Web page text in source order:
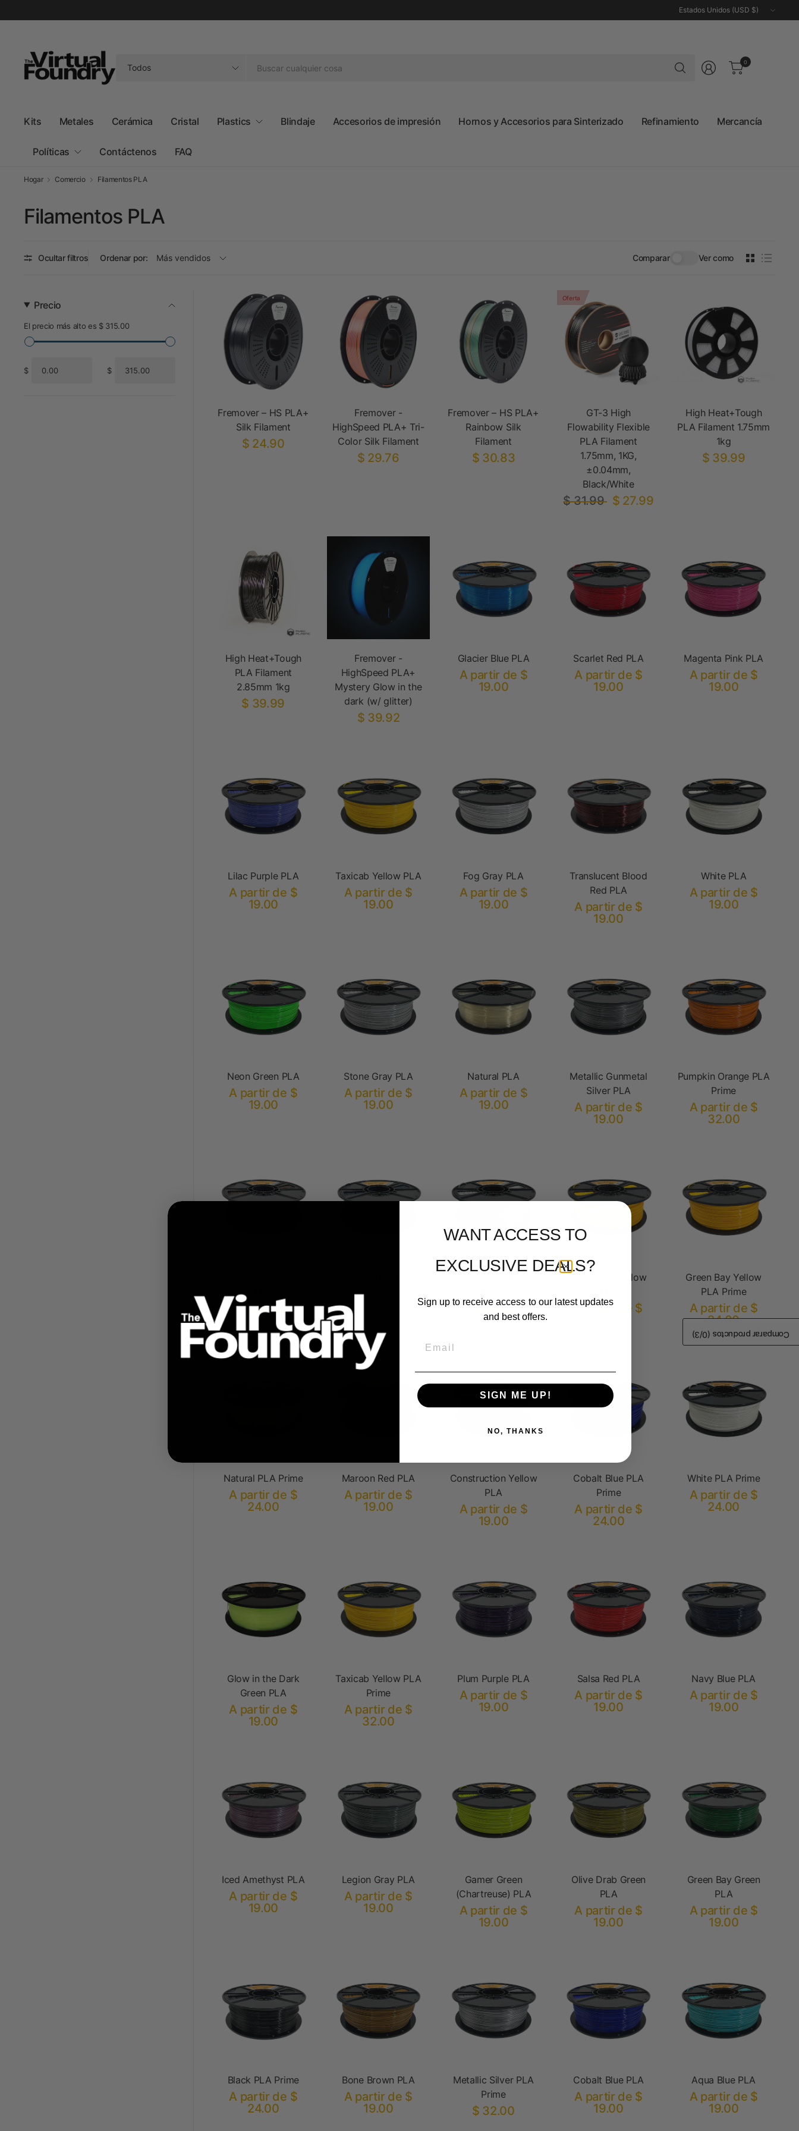
Actualizar
país/región
Buscar
cualquier
cualquier
0
Kits Metales Cerámica Cristal Plastics Blindaje Accesorios de impresión Hornos y Accesorios para Sinterizado Refinamiento Mercancía
Políticas Contáctenos FAQ
Hogar Comercio Filamentos PLA
Filamentos PLA
Ocultar filtros Ordenar por: Comparar Ver como
Precio
El precio más alto es $ 315.00
$
De
$
Para
Fremover – HS PLA+
Silk Filament
$ 24.90
Fremover -
HighSpeed PLA+ Tri-
Color Silk Filament
$ 29.76
Fremover – HS PLA+
Rainbow Silk
Filament
$ 30.83
Oferta
GT-3 High
Flowability Flexible
PLA Filament
1.75mm, 1KG,
±0.04mm,
Black/White
$ 31.99 $ 27.99
High Heat+Tough
PLA Filament 1.75mm
1kg
$ 39.99
High Heat+Tough
PLA Filament
2.85mm 1kg
$ 39.99
Fremover -
HighSpeed PLA+
Mystery Glow in the
dark (w/ glitter)
$ 39.92
Glacier Blue PLA
A partir de $
19.00
Scarlet Red PLA
A partir de $
19.00
Magenta Pink PLA
A partir de $
19.00
Lilac Purple PLA
A partir de $
19.00
Taxicab Yellow PLA
A partir de $
19.00
Fog Gray PLA
A partir de $
19.00
Translucent Blood
Red PLA
A partir de $
19.00
White PLA
A partir de $
19.00
Neon Green PLA
A partir de $
19.00
Stone Gray PLA
A partir de $
19.00
Natural PLA
A partir de $
19.00
Metallic Gunmetal
Silver PLA
A partir de $
19.00
Pumpkin Orange PLA
Prime
A partir de $
32.00
A partir de $
19.00
A partir de $
A partir de $
32.00
Green Bay Yellow
A partir de $
Green Bay Yellow
PLA Prime
A partir de $
24.00
Natural PLA Prime
A partir de $
24.00
Maroon Red PLA
A partir de $
19.00
Construction Yellow
PLA
A partir de $
19.00
Cobalt Blue PLA
Prime
A partir de $
24.00
White PLA Prime
A partir de $
24.00
Glow in the Dark
Green PLA
A partir de $
19.00
Taxicab Yellow PLA
Prime
A partir de $
32.00
Plum Purple PLA
A partir de $
19.00
Salsa Red PLA
A partir de $
19.00
Navy Blue PLA
A partir de $
19.00
Iced Amethyst PLA
A partir de $
19.00
Legion Gray PLA
A partir de $
19.00
Gamer Green
(Chartreuse) PLA
A partir de $
19.00
Olive Drab Green
PLA
A partir de $
19.00
Green Bay Green
PLA
A partir de $
19.00
Black PLA Prime
A partir de $
24.00
Bone Brown PLA
A partir de $
19.00
Metallic Silver PLA
Prime
$ 32.00
Cobalt Blue PLA
A partir de $
19.00
Aqua Blue PLA
A partir de $
19.00
Comparar productos (
0
/3)
WANT ACCESS TO
EXCLUSIVE DEALS?
Sign up to receive access to our latest updates
and best offers.
SIGN ME UP!
NO, THANKS